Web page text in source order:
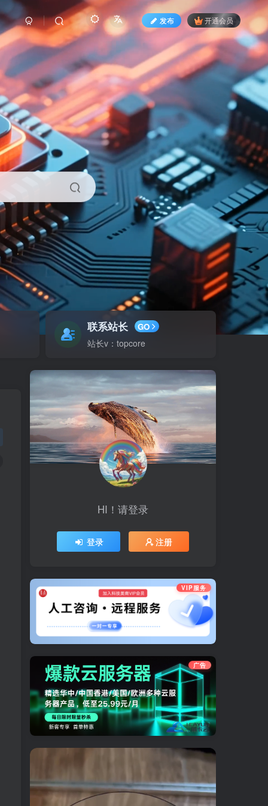
发布 开通会员
联系站长 GO
站长v：topcore
HI！请登录
登录 注册
VIP服务
广告